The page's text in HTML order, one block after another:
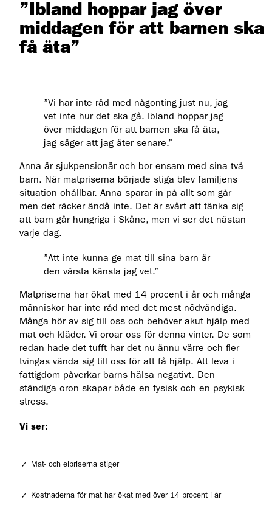
”Ibland hoppar jag över
middagen för att barnen ska
få äta”
”Vi har inte råd med någonting just nu, jag
vet inte hur det ska gå. Ibland hoppar jag
över middagen för att barnen ska få äta,
jag säger att jag äter senare.”
Anna är sjukpensionär och bor ensam med sina två
barn. När matpriserna började stiga blev familjens
situation ohållbar. Anna sparar in på allt som går
men det räcker ändå inte. Det är svårt att tänka sig
att barn går hungriga i Skåne, men vi ser det nästan
varje dag.
”Att inte kunna ge mat till sina barn är
den värsta känsla jag vet.”
Matpriserna har ökat med 14 procent i år och många
människor har inte råd med det mest nödvändiga.
Många hör av sig till oss och behöver akut hjälp med
mat och kläder. Vi oroar oss för denna vinter. De som
redan hade det tufft har det nu ännu värre och fler
tvingas vända sig till oss för att få hjälp. Att leva i
fattigdom påverkar barns hälsa negativt. Den
ständiga oron skapar både en fysisk och en psykisk
stress.
Vi ser:
Mat- och elpriserna stiger
Kostnaderna för mat har ökat med över 14 procent i år